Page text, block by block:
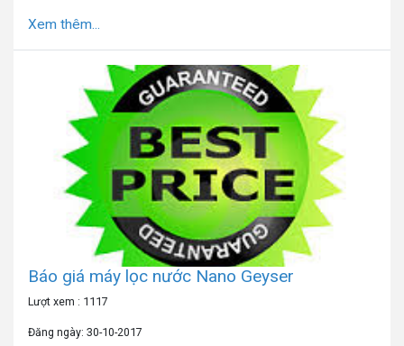
Xem thêm...
Báo giá máy lọc nước Nano Geyser
Lượt xem : 1117
Đăng ngày: 30-10-2017